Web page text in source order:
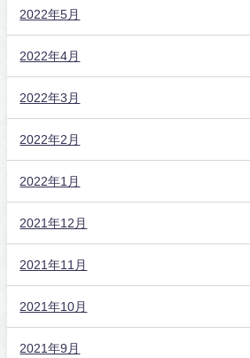
2022年5月
2022年4月
2022年3月
2022年2月
2022年1月
2021年12月
2021年11月
2021年10月
2021年9月